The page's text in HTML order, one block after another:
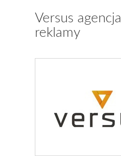
Versus agencja
reklamy